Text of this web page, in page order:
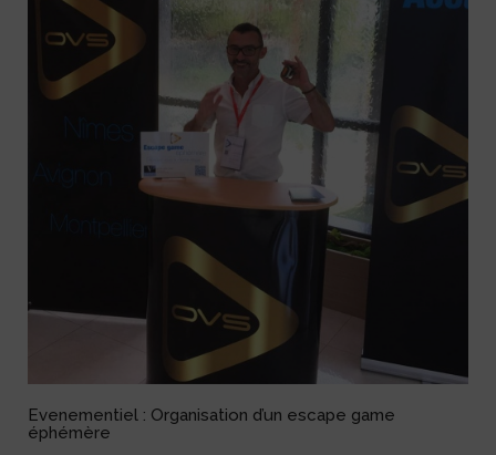
Evenementiel : Organisation d’un escape game
éphémère